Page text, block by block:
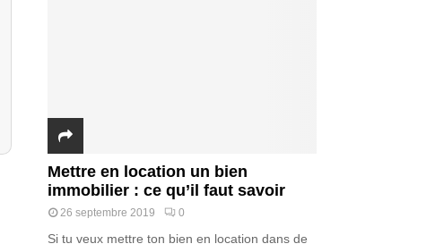
Mettre en location un bien
immobilier : ce qu’il faut savoir
26 septembre 2019 0
Si tu veux mettre ton bien en location dans de